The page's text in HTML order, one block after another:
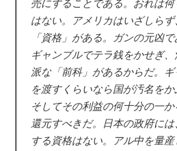
売にすることである。おれは
はない。アメリカはいざしら
「資格」がある。ガンの元凶
ギャンブルでテラ銭をかせぎ
派な「前科」があるからだ。
を渡すくらいなら国が汚名をか
そしてその利益の何十分の一
還元すべきだ。日本の政府に
する資格はない。アル中を量